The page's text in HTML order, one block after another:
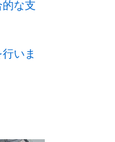
な支
いま